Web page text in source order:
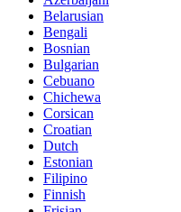
Belarusian
Bengali
Bosnian
Bulgarian
Cebuano
Chichewa
Corsican
Croatian
Dutch
Estonian
Filipino
Finnish